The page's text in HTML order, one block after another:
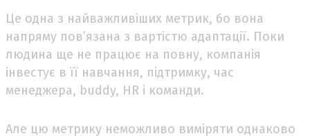
Це одна з найважливіших метрик, бо вона
напряму пов’язана з вартістю адаптації. Поки
людина ще не працює на повну, компанія
інвестує в її навчання, підтримку, час
менеджера, buddy, HR і команди.
Але цю метрику неможливо виміряти однаково